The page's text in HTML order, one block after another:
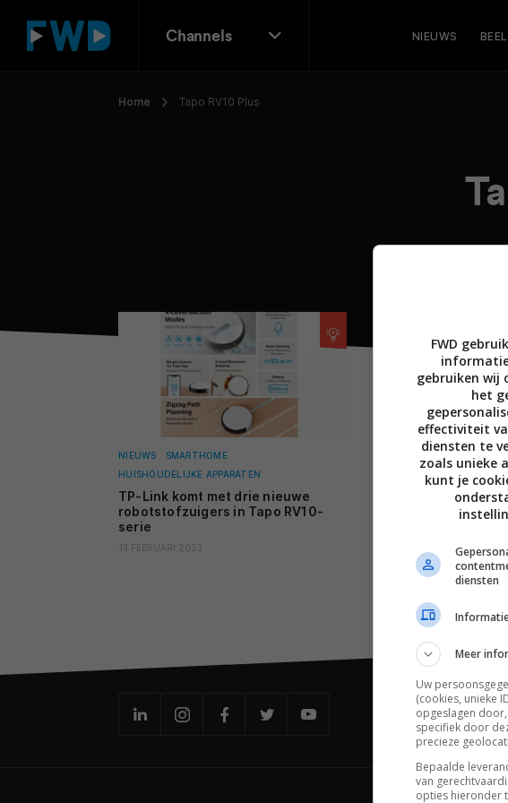
Channels NIEUWS
Home Tapo RV10 Plus
NIEUWS
SMARTHOME
HUISHOUDELIJKE APPARATEN
TP-Link komt met drie nieuwe
robotstofzuigers in Tapo RV10-
serie
13 FEBRUARI 2023
De
FWD
informatie
gebruiken wij
het
effectiviteit
diensten te
zoals unieke
kunt je
diensten
Meer
Uw
(cookies, unieke
opgeslagen
specifiek door
precieze
Bepaalde
van
opties hieronder